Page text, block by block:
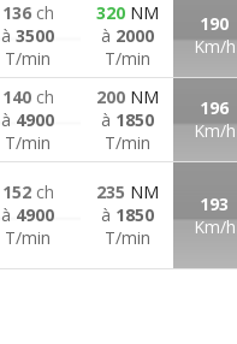
136ch
à 3500
T/min
320NM
à 2000
T/min
190
Km/h
140ch
à 4900
T/min
200NM
à 1850
T/min
196
Km/h
152ch
à 4900
T/min
235 NM
à 1850
T/min
193
Km/h